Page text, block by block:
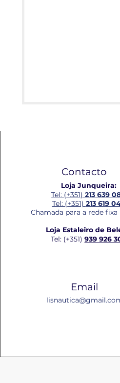
Contacto
Loja Junqueira:
Tel: (+351)213 639
Tel: (+351) 213 619
Chamada para a rede fixa
Loja Estaleiro de
Tel: (+351)939 926
Email